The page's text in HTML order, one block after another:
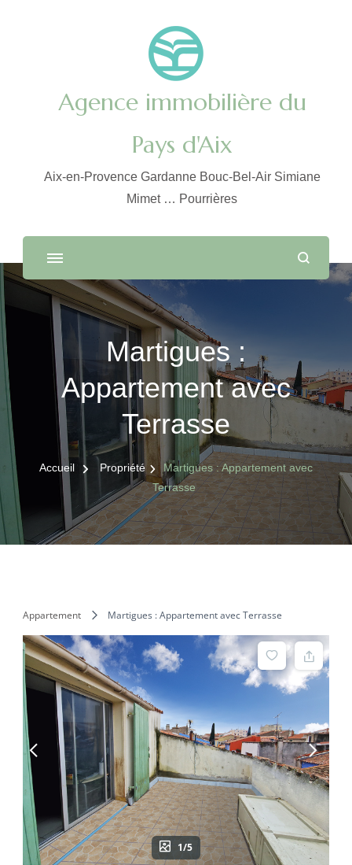
Agence immobilière du
Pays d'Aix
Aix-en-Provence Gardanne Bouc-Bel-Air Simiane
Mimet … Pourrières
Martigues :
Appartement avec
Terrasse
Accueil Propriété
Martigues : Appartement avec
Terrasse
Appartement Martigues : Appartement avec Terrasse
1/5